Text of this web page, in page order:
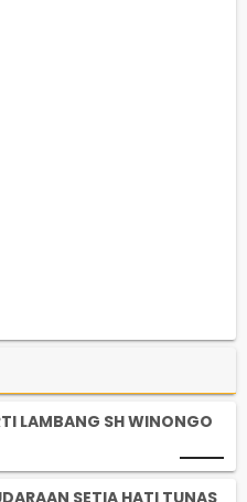
LAMBANG SH WINONGO